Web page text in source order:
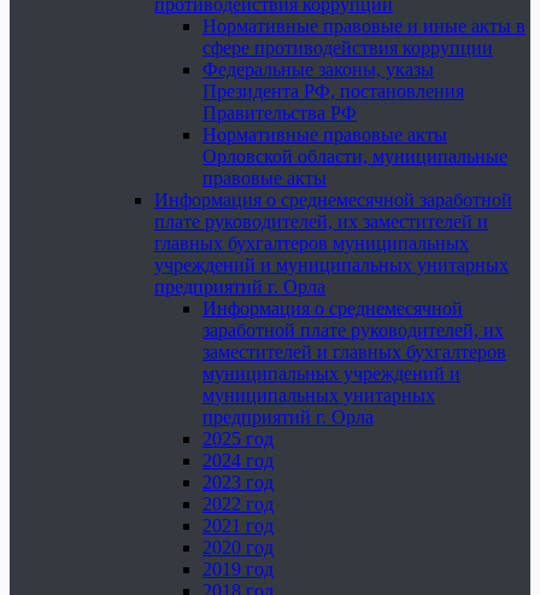
противодействия коррупции
Нормативные правовые и иные акты в
сфере противодействия коррупции
Федеральные законы, указы
Президента РФ, постановления
Правительства РФ
Нормативные правовые акты
Орловской области, муниципальные
правовые акты
Информация о среднемесячной заработной
плате руководителей, их заместителей и
главных бухгалтеров муниципальных
учреждений и муниципальных унитарных
предприятий г. Орла
Информация о среднемесячной
заработной плате руководителей, их
заместителей и главных бухгалтеров
муниципальных учреждений и
муниципальных унитарных
предприятий г. Орла
2025 год
2024 год
2023 год
2022 год
2021 год
2020 год
2019 год
2018 год